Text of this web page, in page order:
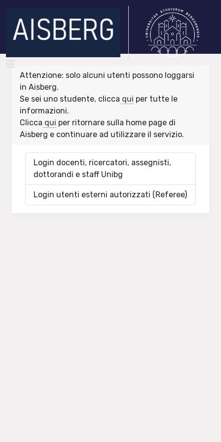
Attenzione: solo alcuni utenti possono loggarsi
in Aisberg.
Se sei uno studente, clicca qui per tutte le
informazioni.
Clicca qui per ritornare sulla home page di
Aisberg e continuare ad utilizzare il servizio.
Login docenti, ricercatori, assegnisti,
dottorandi e staff Unibg
Login utenti esterni autorizzati (Referee)